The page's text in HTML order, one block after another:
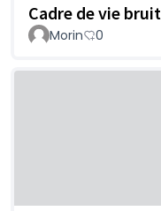
Cadre de vie bruit
Morin
0